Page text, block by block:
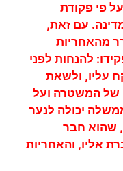
פי פקודת
עם זאת,
מהאחריות
להנחות לפני
עליו, ולשאת
של המשטרה ועל
יכולה לנער
שהוא חבר
אליו, והאחריות